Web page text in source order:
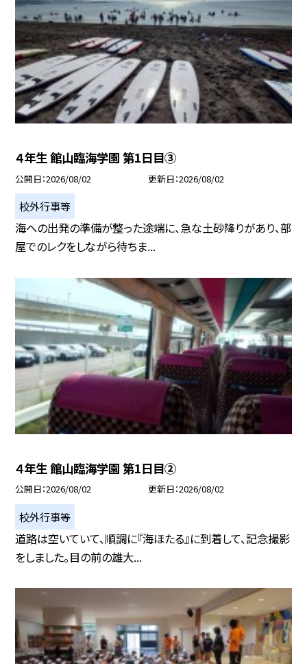
４年生 館山臨海学園 第1日目③
公開日 2026/08/02 更新日 2026/08/02
校外行事等
海への出発の準備が整った途端に、急な土砂降りがあり、部
屋でのレクをしながら待ちま...
４年生 館山臨海学園 第1日目②
公開日 2026/08/02 更新日 2026/08/02
校外行事等
道路は空いていて、順調に『海ほたる』に到着して、記念撮影
をしました。目の前の雄大...